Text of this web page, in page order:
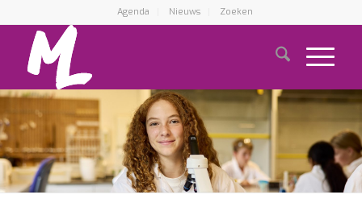
Agenda Nieuws Zoeken